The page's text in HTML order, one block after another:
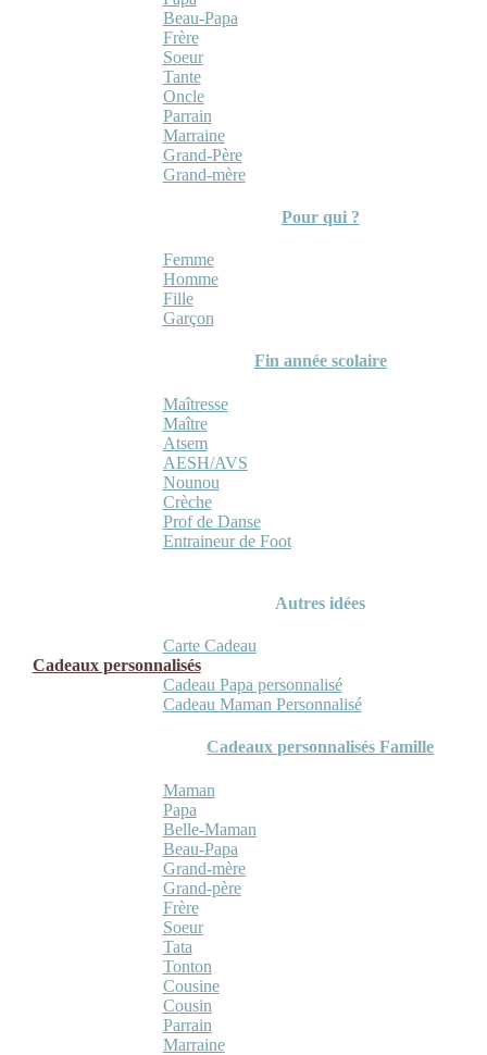
Beau-Papa
Frère
Soeur
Tante
Oncle
Parrain
Marraine
Grand-Père
Grand-mère
Pour qui ?
Femme
Homme
Fille
Garçon
Fin année scolaire
Maîtresse
Maître
Atsem
AESH/AVS
Nounou
Crèche
Prof de Danse
Entraineur de Foot
Autres idées
Carte Cadeau
Cadeaux personnalisés
Cadeau Papa personnalisé
Cadeau Maman Personnalisé
Cadeaux personnalisés Famille
Maman
Papa
Belle-Maman
Beau-Papa
Grand-mère
Grand-père
Frère
Soeur
Tata
Tonton
Cousine
Cousin
Parrain
Marraine